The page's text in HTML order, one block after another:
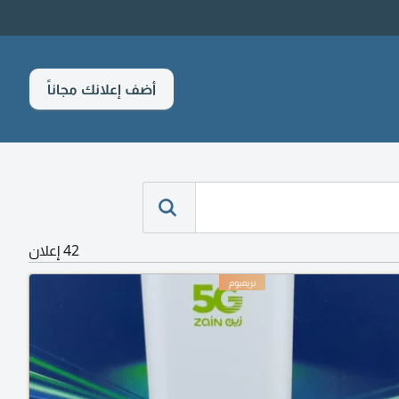
أضف إعلانك مجاناً
42 إعلان